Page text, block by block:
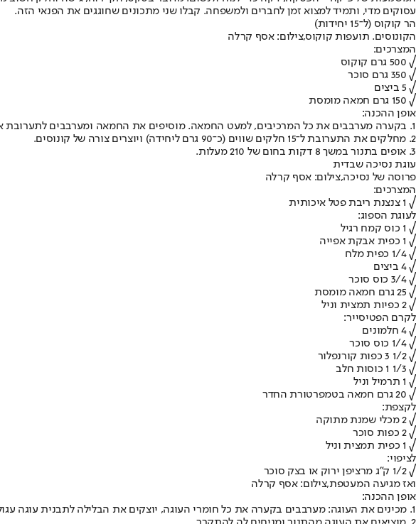
עסוקים מדי, ותמיד למצוא זמן לחברים ולמשפחה. קבלו שני מתכונים שחוגגים את הפנאי הזה.
הר קוקוס (ל־15 יחידות)
הקונוסים. תועפות קוקוס,צילום: אסף קרלה
המצרכים:
√ 500 גרם קוקוס
√ 350 גרם סוכר
√ 5 ביצים
√ 150 גרם חמאה מומסת
אופן ההכנה:
1. בקערה מערבבים את כל המרכיבים, למעט החמאה. מוסיפים את החמאה ומערבבים לתערובת אחידה. מכסים ומצננים.
2. מחלקים את התערובת ל־15 חלקים שווים (כ־90 גרם ליחידה) ויוצרים צורה של קונוסים.
3. אופים בתנור במשך 8 דקות בחום של 210 מעלות.
עוגת נסיכה שבדית
פרוסה של נסיכה,צילום: אסף קרלה
המצרכים:
√ 1 צנצנת ריבת פטל איכותית
לעוגת הספוג:
√ 1 כוס קמח רגיל
√ 1 כפית אבקת אפייה
√ 1/4 כפית מלח
√ 4 ביצים
√ 3/4 כוס סוכר
√ 25 גרם חמאה מומסת
√ 2 כפיות תמצית וניל
לקרם הפטיסייר:
√ 4 חלמונים
√ 1/4 כוס סוכר
√ 1/2 3 כפות קורנפלור
√ 1/3 1 כוסות חלב
√ 1 תרמיל וניל
√ 20 גרם חמאה בטמפרטורת החדר
לקצפת:
√ 2 מכלי שמנת מתוקה
√ 2 כפות סוכר
√ 1 כפית תמצית וניל
לציפוי:
√ 1/2 ק"ג מרציפן ירוק או בצק סוכר
ואז מגיעה המעטפת,צילום: אסף קרלה
אופן ההכנה:
1. מכינים את העוגה: מערבבים בקערה את כל חומרי העוגה, יוצקים את הבלילה לתבנית עוגה עגולה ומשומנת ואופים במשך 30-25 דקות בחום של 180 מעלות, או עד שקיסם המוחדר למרכז העוגה יוצא נקי.